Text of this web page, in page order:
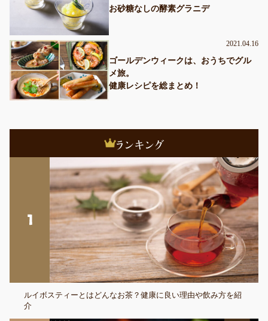
お砂糖なしの酵素グラニデ
2021.04.16
ゴールデンウィークは、おうちでグル
メ旅。
健康レシピを総まとめ！
ルイボスティーとはどんなお茶？健康に良い理由や飲み方を紹
介